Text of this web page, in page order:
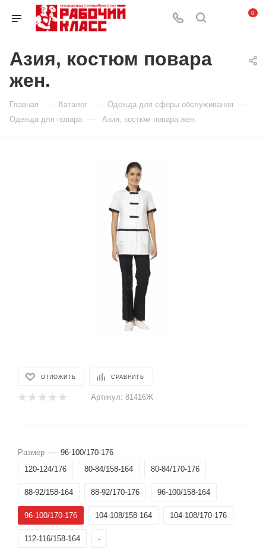
0
Азия, костюм повара
жен.
Главная — Каталог — Одежда для сферы обслуживания —
Одежда для повара — Азия, костюм повара жен.
ОТЛОЖИТЬ СРАВНИТЬ
Артикул: 81416Ж
Размер — 96-100/170-176
120-124/176
80-84/158-164 80-84/170-176
88-92/158-164 88-92/170-176 96-100/158-164
96-100/170-176 104-108/158-164 104-108/170-176
112-116/158-164 -